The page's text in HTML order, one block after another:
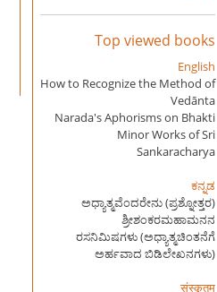
Top viewed books
English
How to Recognize the Method of
Vedānta
Narada's Aphorisms on Bhakti
Minor Works of Sri
Sankaracharya
ಕನ್ನಡ
ಅಧ್ಯಾತ್ಮವೆಂದರೇನು (ಪ್ರಶ್ನೋತ್ತರ)
ಶ್ರೀಶಂಕರಮಹಾಮನನ
ರಸನಿಮಿಷಗಳು (ಅಧ್ಯಾತ್ಮಚಿಂತನೆಗೆ
ಅರ್ಹವಾದ ಬಿಡಿಲೇಖನಗಳು)
संस्कृतम्